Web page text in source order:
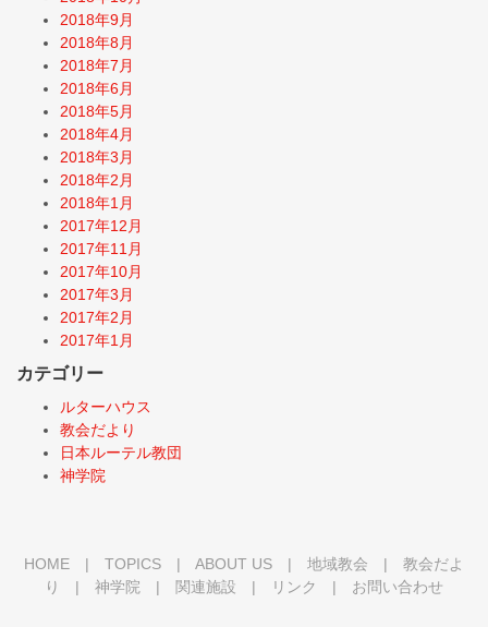
2018年9月
2018年8月
2018年7月
2018年6月
2018年5月
2018年4月
2018年3月
2018年2月
2018年1月
2017年12月
2017年11月
2017年10月
2017年3月
2017年2月
2017年1月
カテゴリー
ルターハウス
教会だより
日本ルーテル教団
神学院
HOME | TOPICS | ABOUT US | 地域教会 | 教会だよ
り
| 神学院 | 関連施設 | リンク | お問い合わせ